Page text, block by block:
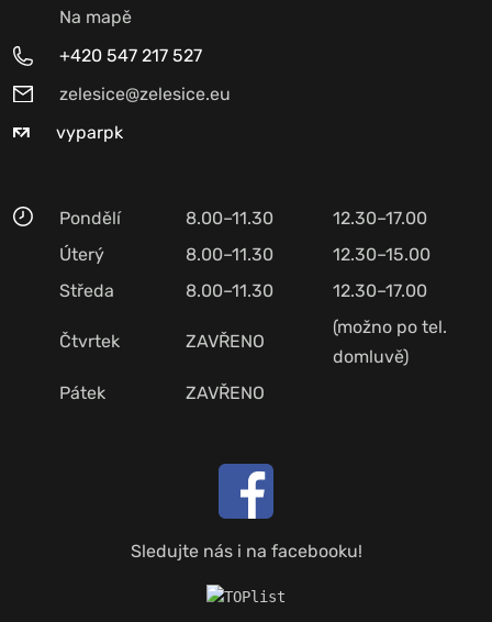
Na mapě
+420 547 217 527
zelesice@zelesice.eu
vyparpk
Pondělí 8.00–11.30
12.30–17.00
Úterý
8.00–11.30
12.30–15.00
Středa
8.00–11.30 12.30–17.00
Čtvrtek ZAVŘENO
(možno po tel.
domluvě)
Pátek
ZAVŘENO
Sledujte nás i na facebooku!